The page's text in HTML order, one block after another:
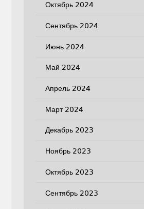
Октябрь 2024
Сентябрь 2024
Июнь 2024
Май 2024
Апрель 2024
Март 2024
Декабрь 2023
Ноябрь 2023
Октябрь 2023
Сентябрь 2023